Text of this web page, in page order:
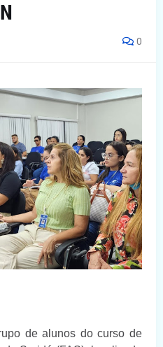
0
de alunos do curso de